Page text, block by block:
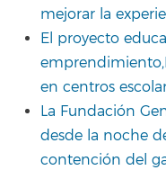
mejorar la
El proyecto
en centros
La Fundación
desde la noche
contención del